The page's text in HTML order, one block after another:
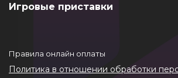
Игровые приставки
Правила онлайн оплаты
Политика в отношении обработки